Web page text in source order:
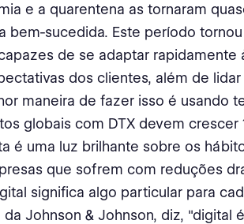
e a quarentena as tornaram
bem-sucedida. Este período
de se adaptar rapidamente
dos clientes, além de
maneira de fazer isso é usando
globais com DTX devem crescer
é uma luz brilhante sobre os
que sofrem com reduções
significa algo particular para
da Johnson & Johnson, diz, "digital